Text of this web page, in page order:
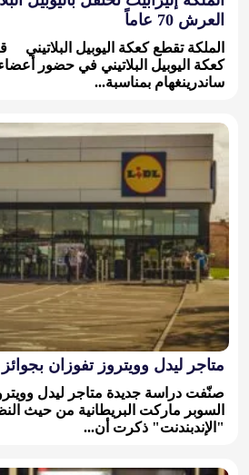
العرش 70 عاماً
الملكة تقطع كعكة اليوبيل البلاتيني
كعكة اليوبيل البلاتيني في حضور
ساندرينغهام بمناسبة...
متاجر ليدل وويتروز تفوزان بجوائز
صنّفت دراسة جديدة متاجر ليدل
السوبر ماركت البريطانية من حيث
"الإندبندنت" ذكرت أن...